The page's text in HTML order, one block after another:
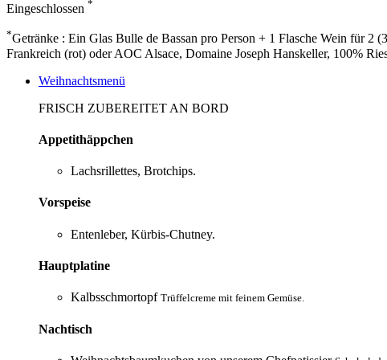
Eingeschlossen *
*Getränke : Ein Glas Bulle de Bassan pro Person + 1 Flasche Wein für
Frankreich (rot) oder AOC Alsace, Domaine Joseph Hanskeller, 100%
Weihnachtsmenü
FRISCH ZUBEREITET AN BORD
Appetithäppchen
Lachsrillettes, Brotchips.
Vorspeise
Entenleber, Kürbis-Chutney.
Hauptplatine
Kalbsschmortopf Trüffelcreme mit feinem Gemüse.
Nachtisch